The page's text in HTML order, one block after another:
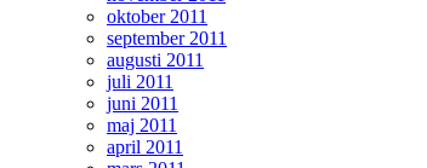
oktober 2011
september 2011
augusti 2011
juli 2011
juni 2011
maj 2011
april 2011